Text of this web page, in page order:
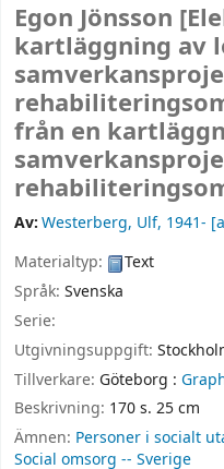
Egon Jönsson
kartläggning av
från en
Av:Westerberg, Ulf, 1941-
Materialtyp:
Text
Språk: Svenska
Serie:
Utgivningsuppgift:
Tillverkare: Göteborg :
Beskrivning: 170 s. 25 cm
Ämnen: Personer i socialt
Social omsorg -- Sverige